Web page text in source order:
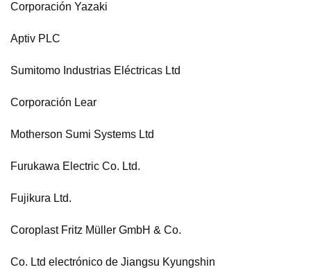
Corporación Yazaki
Aptiv PLC
Sumitomo Industrias Eléctricas Ltd
Corporación Lear
Motherson Sumi Systems Ltd
Furukawa Electric Co. Ltd.
Fujikura Ltd.
Coroplast Fritz Müller GmbH & Co.
Co. Ltd electrónico de Jiangsu Kyungshin